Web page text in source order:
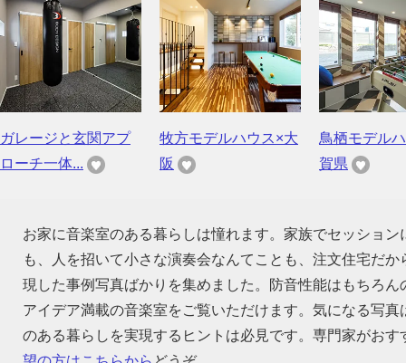
ガレージと玄関アプ
ローチ一体...
牧方モデルハウス×大
阪
鳥栖モデル
賀県
お家に音楽室のある暮らしは憧れます。家族でセッショ
も、人を招いて小さな演奏会なんてことも、注文住宅だ
現した事例写真ばかりを集めました。防音性能はもちろ
アイデア満載の音楽室をご覧いただけます。気になる写
のある暮らしを実現するヒントは必見です。専門家がお